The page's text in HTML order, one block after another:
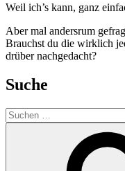
Weil ich’s kann, ganz
Aber mal andersrum
Brauchst du die wirklich
drüber nachgedacht?
Suche
Suchen
nach: